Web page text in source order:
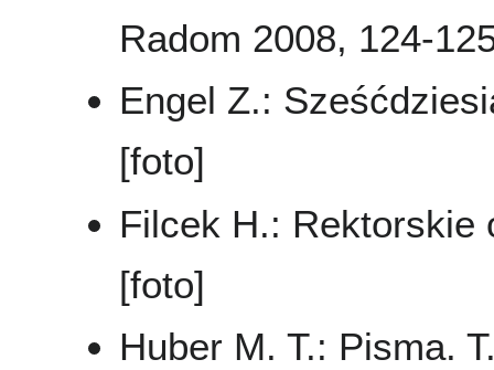
Radom 2008, 124-
Engel Z.:
[foto]
Filcek H.: Rektorskie
[foto]
Huber M. T.: Pisma.